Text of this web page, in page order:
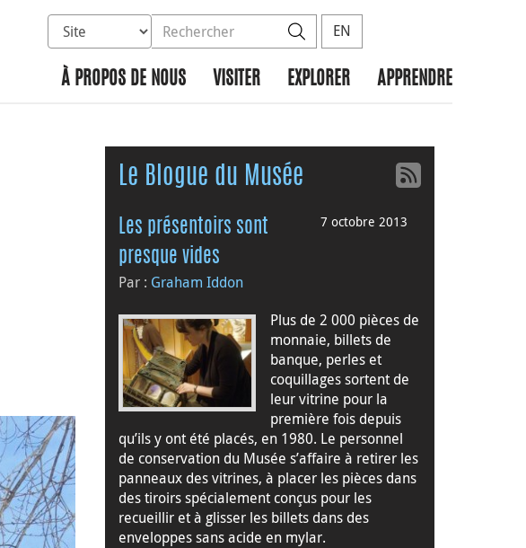
Sélectionnez la base de données à rechercher
Rechercher dans le site Rechercher
EN
À PROPOS DE NOUS VISITER EXPLORER APPRENDRE
Le Blogue du Musée
7 octobre 2013
Les présentoirs sont
presque vides
Par : Graham Iddon
Plus de 2 000 pièces de
monnaie, billets de
banque, perles et
coquillages sortent de
leur vitrine pour la
première fois depuis
qu’ils y ont été placés, en 1980. Le personnel
de conservation du Musée s’affaire à retirer les
panneaux des vitrines, à placer les pièces dans
des tiroirs spécialement conçus pour les
recueillir et à glisser les billets dans des
enveloppes sans acide en mylar.